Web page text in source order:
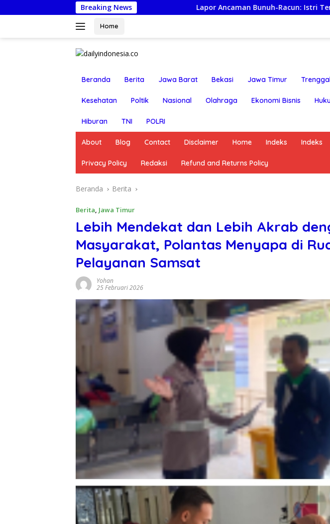
ke
Breaking NewsLapor Ancaman Bunuh-Racun: Istri Tersangka Pungli
Home
Beranda Berita Jawa Barat Bekasi Jawa Timur
Kesehatan Poltik Nasional Olahraga Ekonomi Bisnis
Hiburan TNI POLRI
About Blog Contact Disclaimer Home Indeks Indeks
Privacy Policy Redaksi Refund and Returns Policy
Beranda Berita
Berita, Jawa Timur
Lebih Mendekat dan Lebih Akrab
Masyarakat, Polantas Menyapa di
Pelayanan Samsat
Yohan
25 Februari 2026